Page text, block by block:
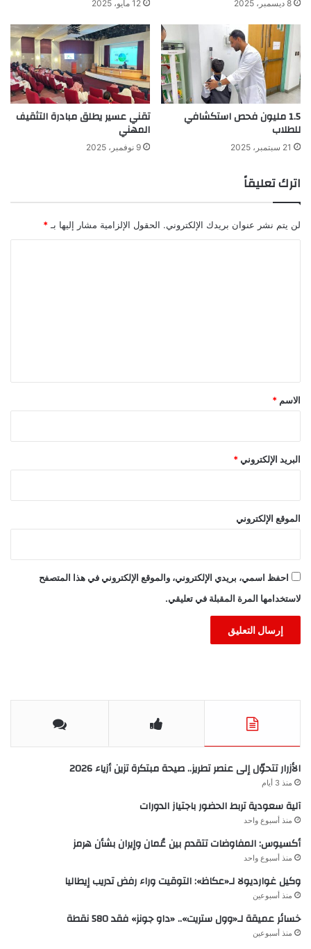
8 ديسمبر، 2025 12 مايو، 2025
1.5 مليون فحص استكشافي
للطلاب
21 سبتمبر، 2025
تقني عسير يطلق مبادرة التثقيف
المهني
9 نوفمبر، 2025
اترك تعليقاً
لن يتم نشر عنوان بريدك الإلكتروني. الحقول الإلزامية مشار إليها بـ *
*
الاسم *
البريد الإلكتروني *
الموقع الإلكتروني
احفظ اسمي، بريدي الإلكتروني، والموقع الإلكتروني في هذا المتصفح
لاستخدامها المرة المقبلة في تعليقي.
الأزرار تتحوّل إلى عنصر تطريز.. صيحة مبتكرة تزين أزياء 2026
منذ 3 أيام
آلية سعودية تربط الحضور باجتياز الدورات
منذ أسبوع واحد
أكسيوس: المفاوضات تتقدم بين عُمان وإيران بشأن هرمز
منذ أسبوع واحد
وكيل غوارديولا لـ«عكاظ»: التوقيت وراء رفض تدريب إيطاليا
منذ أسبوعين
خسائر عميقة لـ«وول ستريت».. «داو جونز» فقد 580 نقطة
منذ أسبوعين